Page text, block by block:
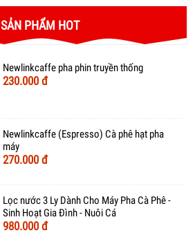
SẢN PHẨM HOT
Newlinkcaffe pha phin truyền thống
230.000 đ
Newlinkcaffe (Espresso) Cà phê hạt pha
máy
270.000 đ
Lọc nước 3 Ly Dành Cho Máy Pha Cà Phê -
Sinh Hoạt Gia Đình - Nuôi Cá
980.000 đ